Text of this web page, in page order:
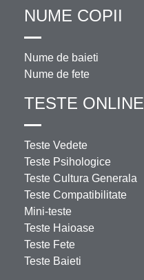
NUME COPII
Nume de baieti
Nume de fete
TESTE ONLINE
Teste Vedete
Teste Psihologice
Teste Cultura Generala
Teste Compatibilitate
Mini-teste
Teste Haioase
Teste Fete
Teste Baieti